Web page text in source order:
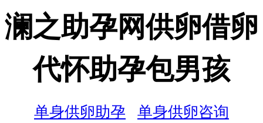
澜之助孕网供卵借卵
代怀助孕包男孩
单身供卵助孕
单身供卵咨询